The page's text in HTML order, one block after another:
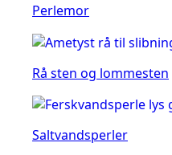
Perlemor
Rå sten og lommesten
Saltvandsperler